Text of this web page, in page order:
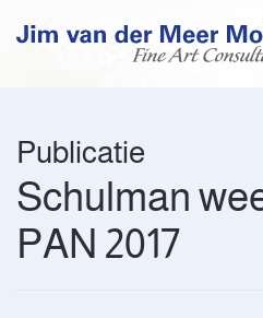
Overslaan en naar de inhoud
Publicatie
Schulman
PAN 2017